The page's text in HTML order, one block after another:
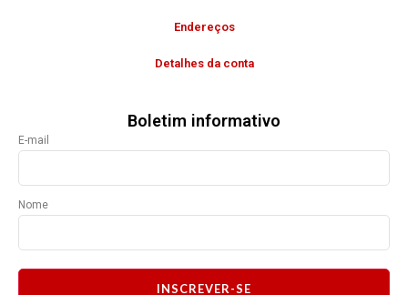
Endereços
Detalhes da conta
Boletim informativo
E-mail
Nome
INSCREVER-SE